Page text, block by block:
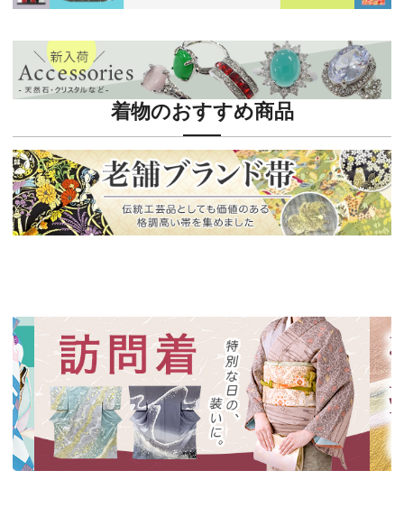
着物のおすすめ商品